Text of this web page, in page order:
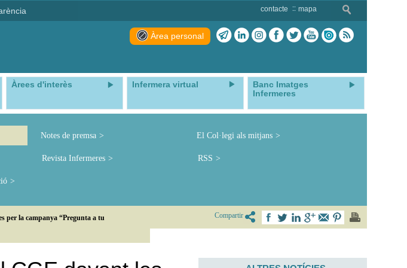
contacte mapa
Àrea personal
Àrees d'interès Infermera virtual
Banc Imatges
Infermeres
Notes de premsa El Col·legi als mitjans
Revista Infermeres RSS
per la campanya “Pregunta a tu
Compartir